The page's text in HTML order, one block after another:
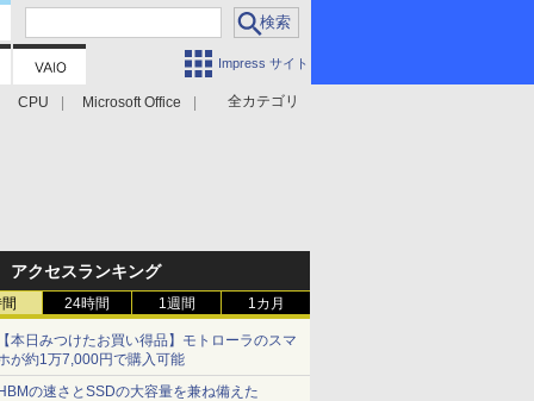
Impress サイト
全カテゴリ
CPU Microsoft Office
アクセスランキング
24時間 1週間 1カ月
本日みつけたお買い得品】モトローラのスマ
が約1万7,000円で購入可能
の速さとSSDの大容量を兼ね備えた